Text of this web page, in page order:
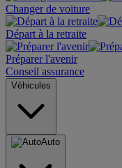
Changer de voiture
Départ à la retraite
Préparer l'avenir
Conseil assurance
Véhicules
Auto